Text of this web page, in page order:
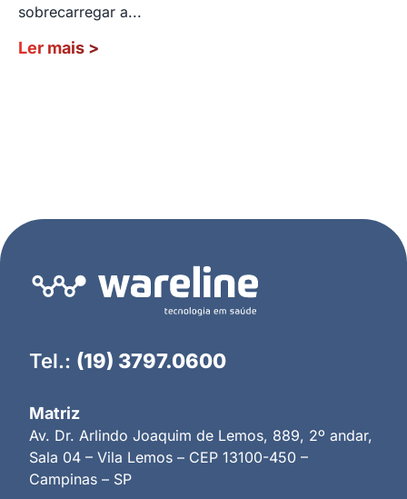
sobrecarregar a...
Ler mais >
Tel.: (19) 3797.0600
Matriz
Av. Dr. Arlindo Joaquim de Lemos, 889, 2º andar,
Sala 04 – Vila Lemos – CEP 13100-450 –
Campinas – SP